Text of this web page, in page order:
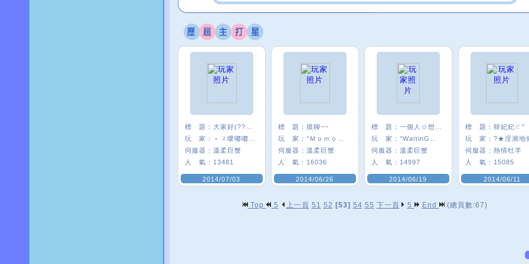
標 題：
玩 家：
伺服器： 溫柔巨蟹
人 氣： 13481
2014/07/03
標 題： 摸聊~~
玩 家：
伺服器： 溫柔巨蟹
人 氣： 16036
2014/06/26
標 題：
玩 家：
伺服器： 溫柔巨蟹
人 氣： 14997
2014/06/19
標 題： 韓妃妃ㄛ"
玩 家： ?★淫潮地
伺服器： 熱情牡羊
人 氣： 15085
2014/06/11
Top 5 上一頁 51 52 [53] 54 55 下一頁 5 End (總頁數:67)